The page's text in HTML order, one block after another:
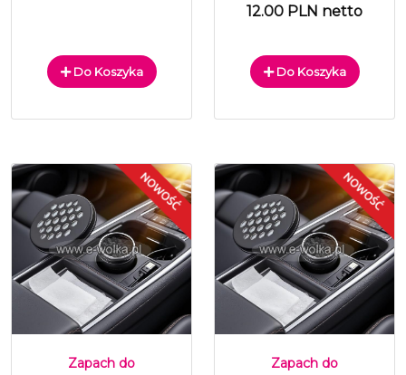
Do Koszyka
12.00 PLN netto
Do Koszyka
Zapach do
Zapach do